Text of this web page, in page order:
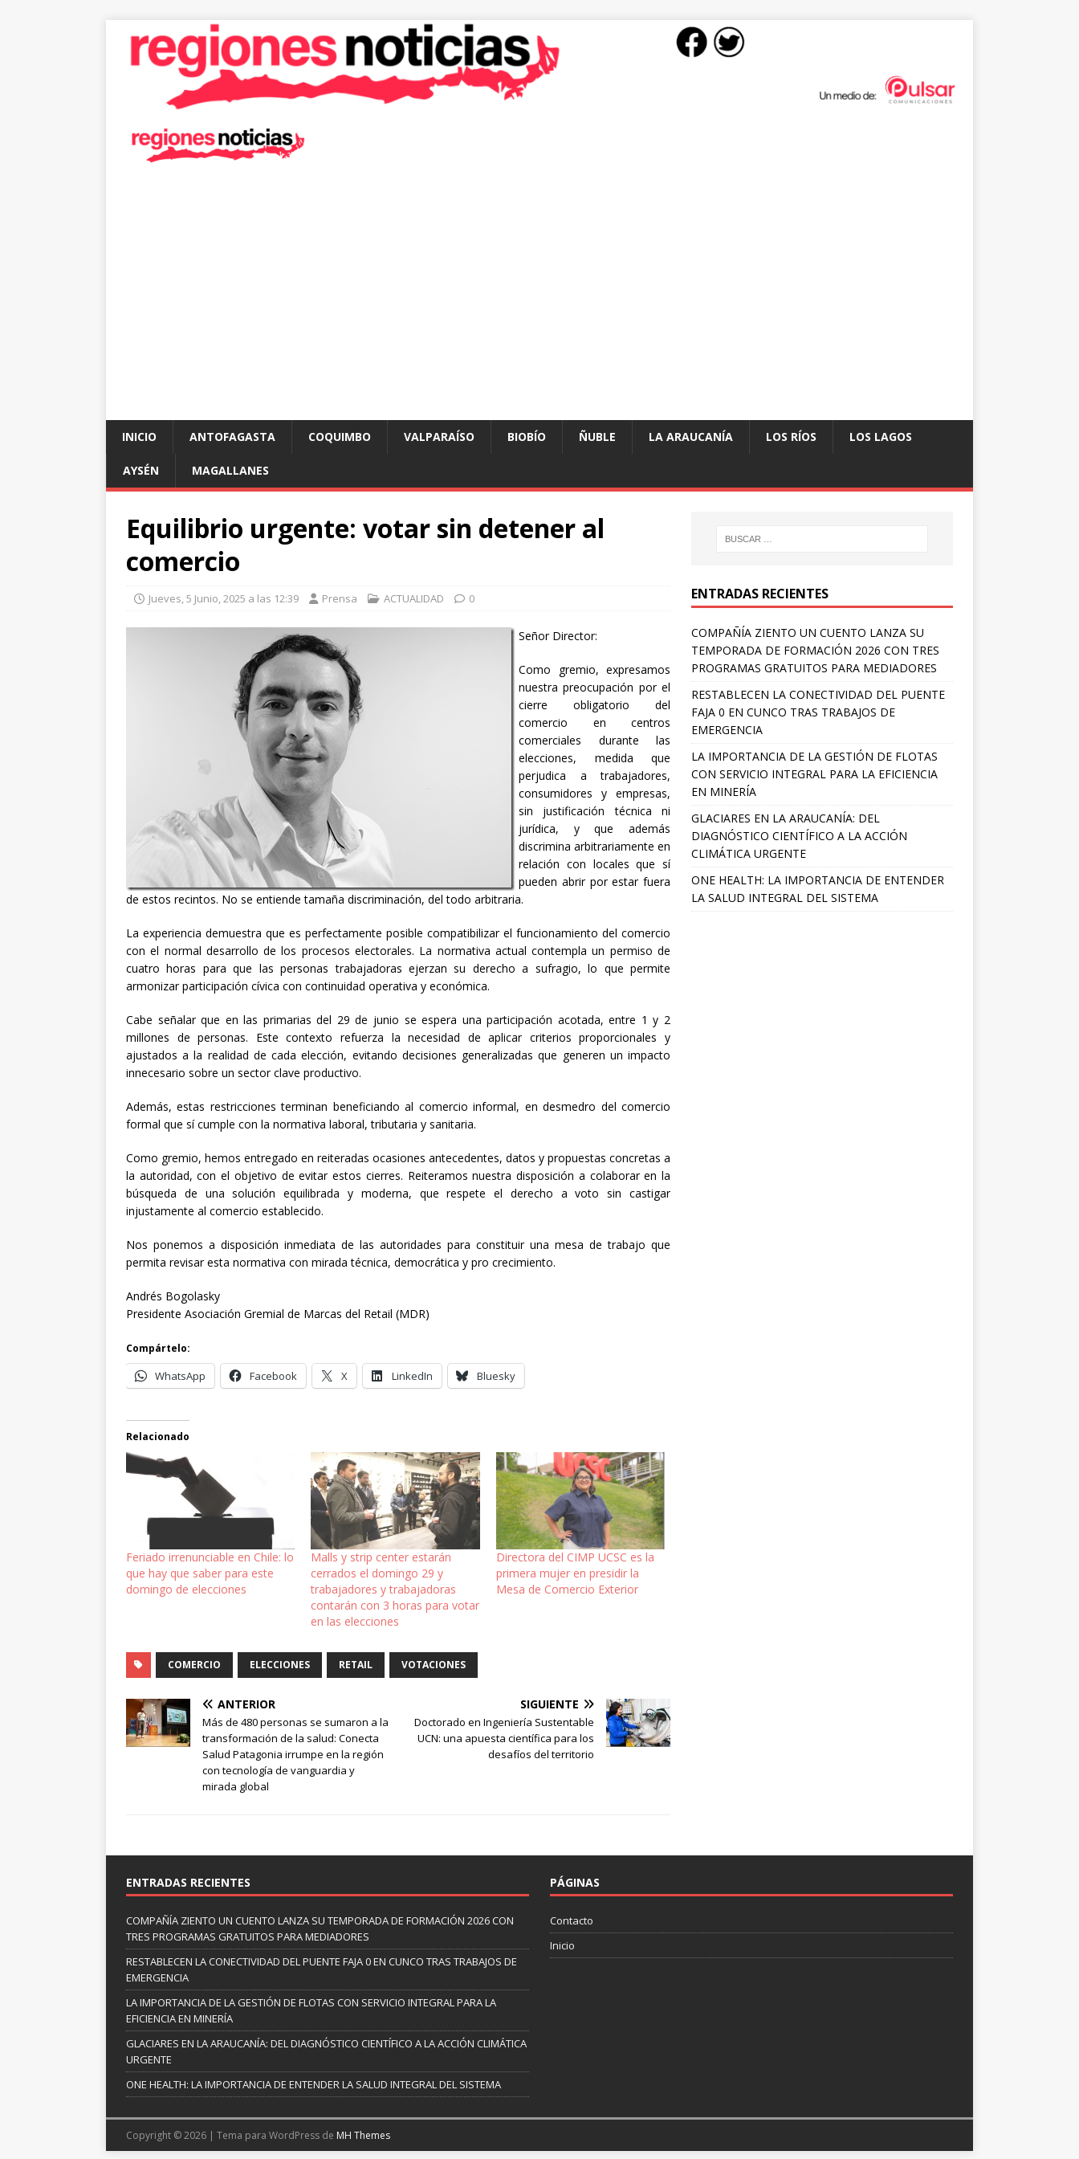
INICIO ANTOFAGASTA COQUIMBO VALPARAÍSO BIOBÍO ÑUBLE LA ARAUCANÍA LOS RÍOS LOS LAGOS
AYSÉN MAGALLANES
Equilibrio urgente: votar sin detener al
comercio
Jueves, 5 Junio, 2025 a las 12:39 Prensa ACTUALIDAD 0
Señor Director:
Como gremio, expresamos
nuestra preocupación por el
cierre obligatorio del
comercio en centros
comerciales durante las
elecciones, medida que
perjudica a trabajadores,
consumidores y empresas,
sin justificación técnica ni
jurídica, y que además
discrimina arbitrariamente en
relación con locales que sí
pueden abrir por estar fuera
de estos recintos. No se entiende tamaña discriminación, del todo arbitraria.
La experiencia demuestra que es perfectamente posible compatibilizar el funcionamiento del comercio
con el normal desarrollo de los procesos electorales. La normativa actual contempla un permiso de
cuatro horas para que las personas trabajadoras ejerzan su derecho a sufragio, lo que permite
armonizar participación cívica con continuidad operativa y económica.
Cabe señalar que en las primarias del 29 de junio se espera una participación acotada, entre 1 y 2
millones de personas. Este contexto refuerza la necesidad de aplicar criterios proporcionales y
ajustados a la realidad de cada elección, evitando decisiones generalizadas que generen un impacto
innecesario sobre un sector clave productivo.
Además, estas restricciones terminan beneficiando al comercio informal, en desmedro del comercio
formal que sí cumple con la normativa laboral, tributaria y sanitaria.
Como gremio, hemos entregado en reiteradas ocasiones antecedentes, datos y propuestas concretas a
la autoridad, con el objetivo de evitar estos cierres. Reiteramos nuestra disposición a colaborar en la
búsqueda de una solución equilibrada y moderna, que respete el derecho a voto sin castigar
injustamente al comercio establecido.
Nos ponemos a disposición inmediata de las autoridades para constituir una mesa de trabajo que
permita revisar esta normativa con mirada técnica, democrática y pro crecimiento.
Andrés Bogolasky
Presidente Asociación Gremial de Marcas del Retail (MDR)
Compártelo:
WhatsApp Facebook X LinkedIn Bluesky
Relacionado
Feriado irrenunciable en Chile: lo
que hay que saber para este
domingo de elecciones
Malls y strip center estarán
cerrados el domingo 29 y
trabajadores y trabajadoras
contarán con 3 horas para votar
en las elecciones
Directora del CIMP UCSC es la
primera mujer en presidir la
Mesa de Comercio Exterior
COMERCIO ELECCIONES RETAIL VOTACIONES
ANTERIOR
Más de 480 personas se sumaron a la
transformación de la salud: Conecta
Salud Patagonia irrumpe en la región
con tecnología de vanguardia y
mirada global
SIGUIENTE
Doctorado en Ingeniería Sustentable
UCN: una apuesta científica para los
desafíos del territorio
ENTRADAS RECIENTES
COMPAÑÍA ZIENTO UN CUENTO LANZA SU
TEMPORADA DE FORMACIÓN 2026 CON TRES
PROGRAMAS GRATUITOS PARA MEDIADORES
RESTABLECEN LA CONECTIVIDAD DEL PUENTE
FAJA 0 EN CUNCO TRAS TRABAJOS DE
EMERGENCIA
LA IMPORTANCIA DE LA GESTIÓN DE FLOTAS
CON SERVICIO INTEGRAL PARA LA EFICIENCIA
EN MINERÍA
GLACIARES EN LA ARAUCANÍA: DEL
DIAGNÓSTICO CIENTÍFICO A LA ACCIÓN
CLIMÁTICA URGENTE
ONE HEALTH: LA IMPORTANCIA DE ENTENDER
LA SALUD INTEGRAL DEL SISTEMA
ENTRADAS RECIENTES
COMPAÑÍA ZIENTO UN CUENTO LANZA SU TEMPORADA DE FORMACIÓN 2026 CON
TRES PROGRAMAS GRATUITOS PARA MEDIADORES
RESTABLECEN LA CONECTIVIDAD DEL PUENTE FAJA 0 EN CUNCO TRAS TRABAJOS DE
EMERGENCIA
LA IMPORTANCIA DE LA GESTIÓN DE FLOTAS CON SERVICIO INTEGRAL PARA LA
EFICIENCIA EN MINERÍA
GLACIARES EN LA ARAUCANÍA: DEL DIAGNÓSTICO CIENTÍFICO A LA ACCIÓN CLIMÁTICA
URGENTE
ONE HEALTH: LA IMPORTANCIA DE ENTENDER LA SALUD INTEGRAL DEL SISTEMA
PÁGINAS
Contacto
Inicio
Copyright © 2026 | Tema para WordPress de MH Themes